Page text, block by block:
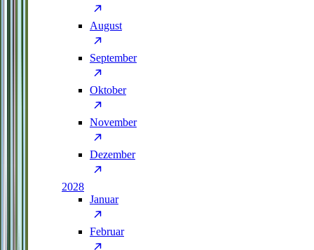
August
September
Oktober
November
Dezember
2028
Januar
Februar